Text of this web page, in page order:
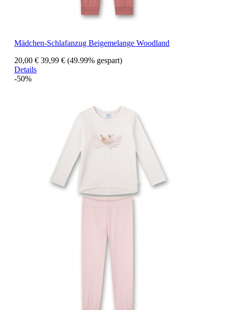
Mädchen-Schlafanzug Beigemelange Woodland
20,00 € 39,99 € (49.99% gespart)
Details
-50%